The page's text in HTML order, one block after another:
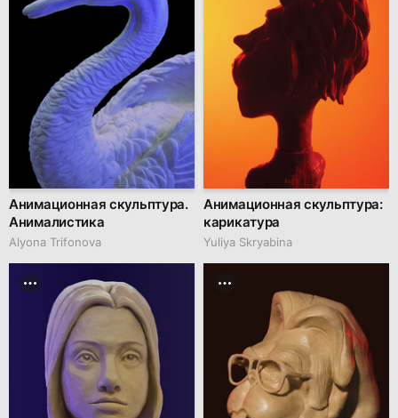
Анимационная скульптура.
Анималистика
Alyona Trifonova
Анимационная скульптура:
карикатура
Yuliya Skryabina